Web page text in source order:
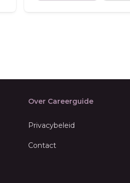
Over Careerguide
Privacybeleid
Contact